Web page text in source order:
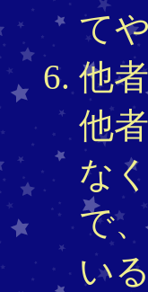
て
他
他
な
で
い